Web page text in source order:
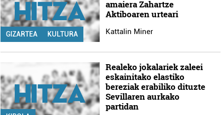
GIZARTEA KULTURA
amaiera Zahartze
Aktiboaren urteari
Kattalin Miner
Realeko jokalariek zaleei
eskainitako elastiko
bereziak erabiliko dituzte
Sevillaren aurkako
partidan